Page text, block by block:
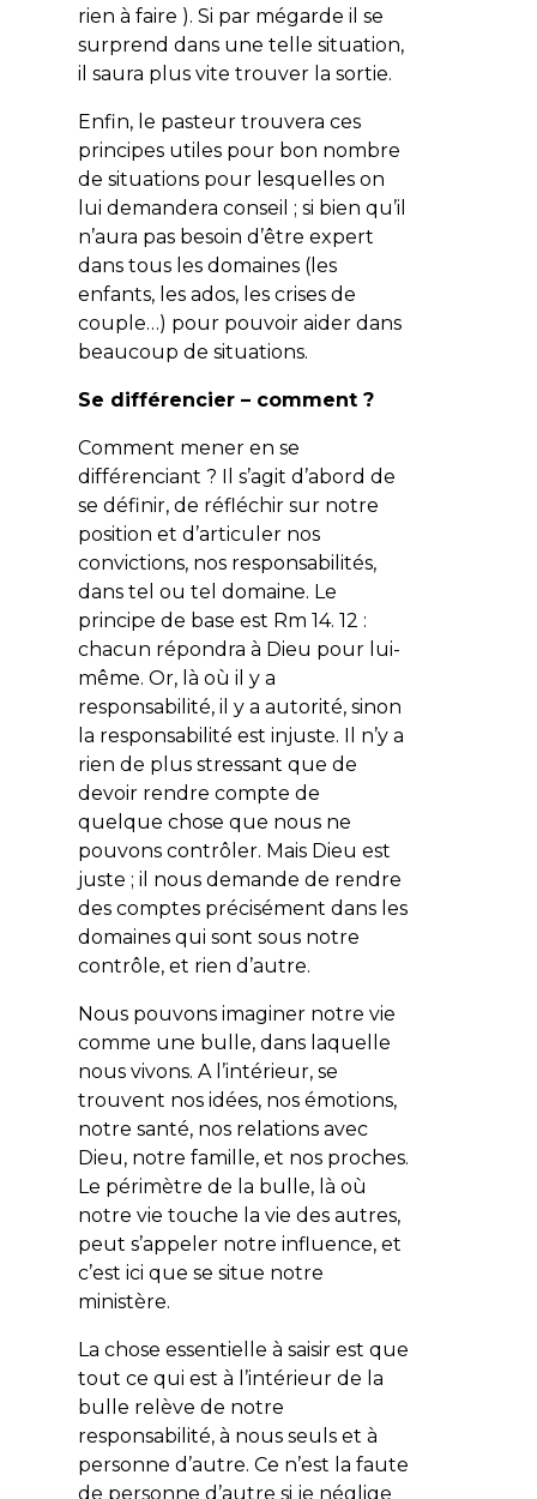
rien à faire ). Si par mégarde il se
surprend dans une telle situation,
il saura plus vite trouver la sortie.
Enfin, le pasteur trouvera ces
principes utiles pour bon nombre
de situations pour lesquelles on
lui demandera conseil ; si bien qu’il
n’aura pas besoin d’être expert
dans tous les domaines (les
enfants, les ados, les crises de
couple…) pour pouvoir aider dans
beaucoup de situations.
Se différencier – comment ?
Comment mener en se
différenciant ? Il s’agit d’abord de
se définir, de réfléchir sur notre
position et d’articuler nos
convictions, nos responsabilités,
dans tel ou tel domaine. Le
principe de base est Rm 14. 12 :
chacun répondra à Dieu pour lui-
même. Or, là où il y a
responsabilité, il y a autorité, sinon
la responsabilité est injuste. Il n’y a
rien de plus stressant que de
devoir rendre compte de
quelque chose que nous ne
pouvons contrôler. Mais Dieu est
juste ; il nous demande de rendre
des comptes précisément dans les
domaines qui sont sous notre
contrôle, et rien d’autre.
Nous pouvons imaginer notre vie
comme une bulle, dans laquelle
nous vivons. A l’intérieur, se
trouvent nos idées, nos émotions,
notre santé, nos relations avec
Dieu, notre famille, et nos proches.
Le périmètre de la bulle, là où
notre vie touche la vie des autres,
peut s’appeler notre influence, et
c’est ici que se situe notre
ministère.
La chose essentielle à saisir est que
tout ce qui est à l’intérieur de la
bulle relève de notre
responsabilité, à nous seuls et à
personne d’autre. Ce n’est la faute
de personne d’autre si je néglige